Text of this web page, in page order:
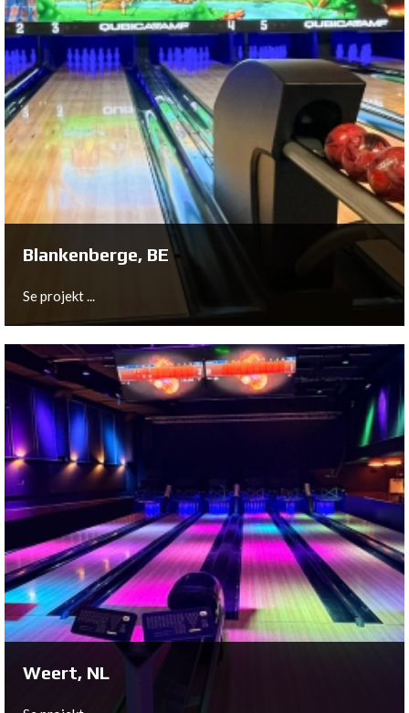
Eersel, NL
Se projekt ...
Blankenberge, BE
Se projekt ...
Blankenberge, BE
Se projekt ...
Weert, NL